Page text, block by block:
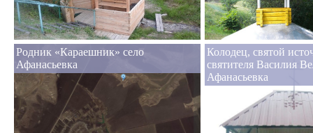
Родник «Караешник» село
Афанасьевка
Колодец, святой
святителя Василия
Афанасьевка